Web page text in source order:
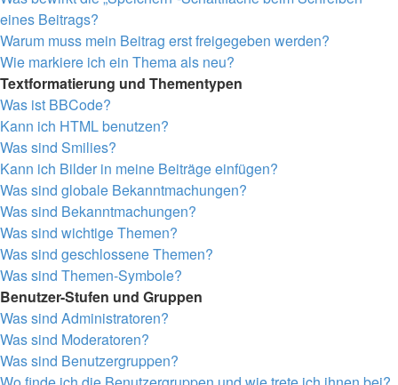
eines Beitrags?
Warum muss mein Beitrag erst freigegeben werden?
Wie markiere ich ein Thema als neu?
Textformatierung und Thementypen
Was ist BBCode?
Kann ich HTML benutzen?
Was sind Smilies?
Kann ich Bilder in meine Beiträge einfügen?
Was sind globale Bekanntmachungen?
Was sind Bekanntmachungen?
Was sind wichtige Themen?
Was sind geschlossene Themen?
Was sind Themen-Symbole?
Benutzer-Stufen und Gruppen
Was sind Administratoren?
Was sind Moderatoren?
Was sind Benutzergruppen?